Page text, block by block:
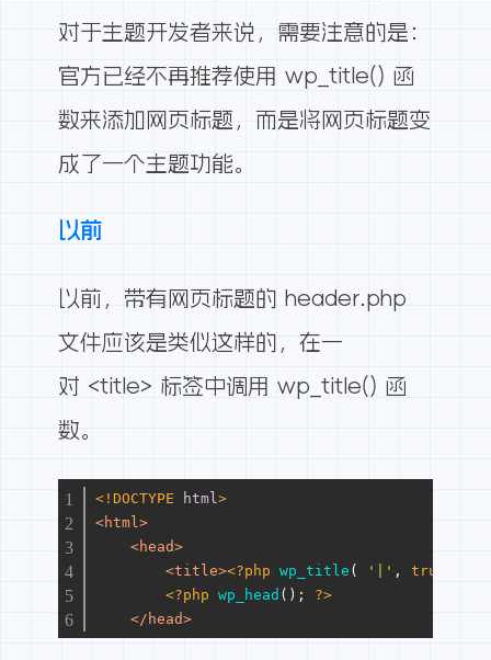
对于主题开发者来说，需要注意的是：
官方已经不再推荐使用 wp_title() 函
数来添加网页标题，而是将网页标题变
成了一个主题功能。
以前
以前，带有网页标题的 header.php
文件应该是类似这样的，在一
对 <title> 标签中调用 wp_title() 函
数。
<!DOCTYPE html>
<html>
<head>
<title><?php wp_title ( '|' , true
<?php
wp_head (); ?>
</ head>